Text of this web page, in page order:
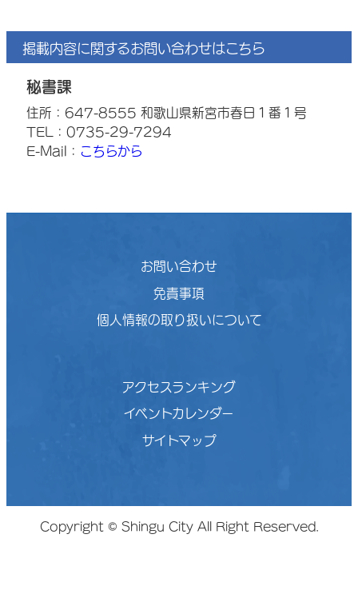
掲載内容に関するお問い合わせはこちら
秘書課
住所：647-8555 和歌山県新宮市春日１番１号
TEL：0735-29-7294
E-Mail： こちらから
お問い合わせ
免責事項
個人情報の取り扱いについて
アクセスランキング
イベントカレンダー
サイトマップ
Copyright © Shingu City All Right Reserved.